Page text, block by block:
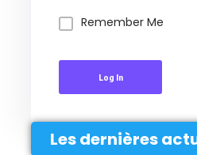
Remember Me
Log In
Les dernières